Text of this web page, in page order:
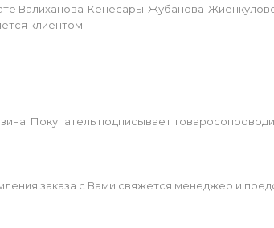
Валиханова-Кенесары-Жубанова-
клиентом.
Покупатель подписывает
заказа с Вами свяжется менеджер и